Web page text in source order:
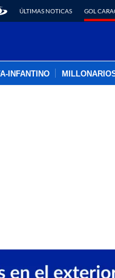
ÚLTIMAS NOTICAS GOL
INFANTINO